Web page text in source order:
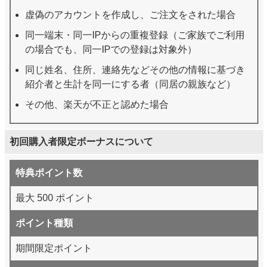
虚偽のアカウントを作成し、ご注文をされた場合
同一端末・同一IPからの重複登録（ご家族でご利用
の場合でも、同一IPでの登録は対象外）
同じ姓名、住所、連絡先などその他の情報に基づき
紹介者と生計を同一にする者（同居の親族など）
その他、楽天が不正と認めた場合
初回購入者限定ボーナスについて
特典ポイント数
最大 500 ポイント
ポイント種類
期間限定ポイント